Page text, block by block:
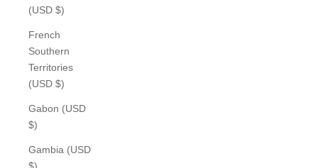
(USD $)
French
Southern
Territories
(USD $)
Gabon (USD
$)
Gambia (USD
$)